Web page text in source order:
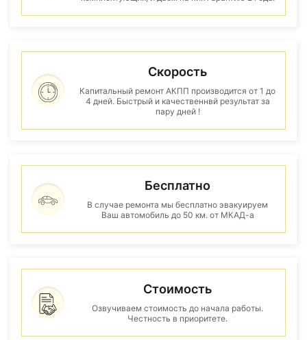
Скорость
Капитальный ремонт АКПП производится от 1 до
4 дней. Быстрый и качественнвй результат за
пару дней !
Бесплатно
В случае ремонта мы бесплатно эвакуируем
Ваш автомобиль до 50 км. от МКАД-а
Стоимость
Озвучиваем стоимость до начала работы.
Честность в приоритете.